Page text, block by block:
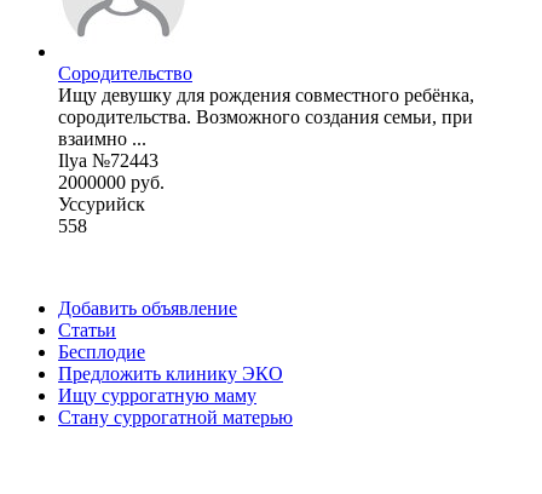
Сородительство
Ищу девушку для рождения совместного ребёнка,
сородительства. Возможного создания семьи, при
взаимно ...
Ilya №72443
2000000 руб.
Уссурийск
558
Добавить объявление
Статьи
Бесплодие
Предложить клинику ЭКО
Ищу суррогатную маму
Стану суррогатной матерью